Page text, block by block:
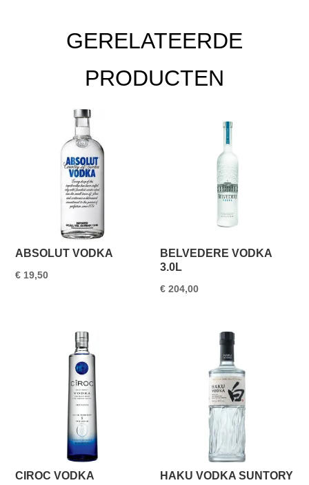
GERELATEERDE
PRODUCTEN
ABSOLUT VODKA
€ 19,50
BELVEDERE VODKA
3.0L
€ 204,00
CIROC VODKA
HAKU VODKA SUNTORY